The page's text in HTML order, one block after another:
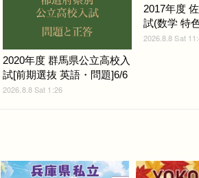
2020年度 群馬県公立高校入
試[前期選抜 英語・問題]6/6
2026.8.8 Sat 1:26
2017年度
試(数学 特
2026.8.8 Sat